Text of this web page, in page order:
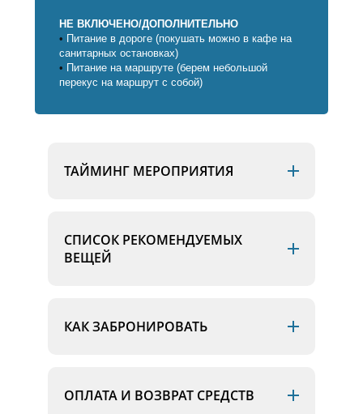
НЕ ВКЛЮЧЕНО/ДОПОЛНИТЕЛЬНО
Питание в дороге (покушать можно в кафе на
санитарных остановках)
Питание на маршруте (берем небольшой
перекус на маршрут с собой)
ТАЙМИНГ МЕРОПРИЯТИЯ
СПИСОК РЕКОМЕНДУЕМЫХ
ВЕЩЕЙ
КАК ЗАБРОНИРОВАТЬ
ОПЛАТА И ВОЗВРАТ СРЕДСТВ